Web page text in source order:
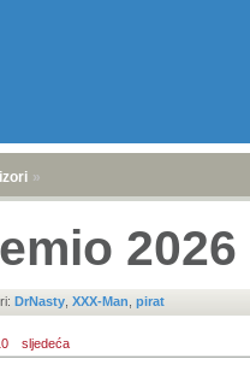
»
DrNasty XXX-Man pirat
sljedeća